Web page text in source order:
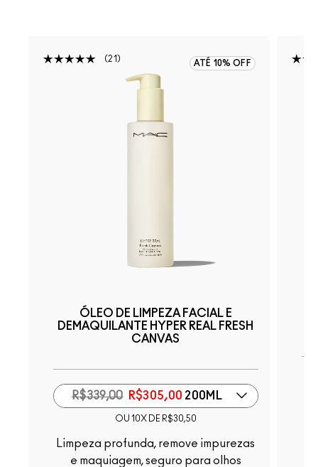
21 ATÉ 10% OFF
ÓLEO DE LIMPEZA FACIAL E
DEMAQUILANTE HYPER REAL FRESH
CANVAS
R$339,00 R$305,00 200ML
OU 10X DE R$30,50
Limpeza profunda, remove impurezas
e maquiagem, seguro para olhos